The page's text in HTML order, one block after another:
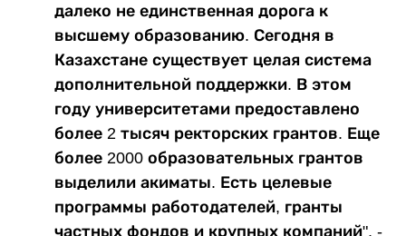
далеко не единственная дорога к
высшему образованию. Сегодня в
Казахстане существует целая система
дополнительной поддержки. В этом
году университетами предоставлено
более 2 тысяч ректорских грантов. Еще
более 2000 образовательных грантов
выделили акиматы. Есть целевые
программы работодателей, гранты
частных фондов и крупных компаний", -